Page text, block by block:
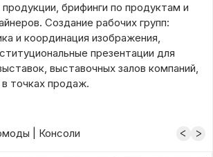
брифинги по продуктам и
Создание рабочих групп:
и координация изображения,
презентации для
выставочных залов компаний,
точках продаж.
| Консоли